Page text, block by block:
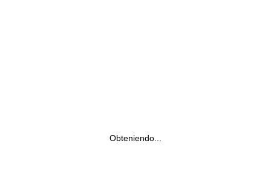
Obteniendo...